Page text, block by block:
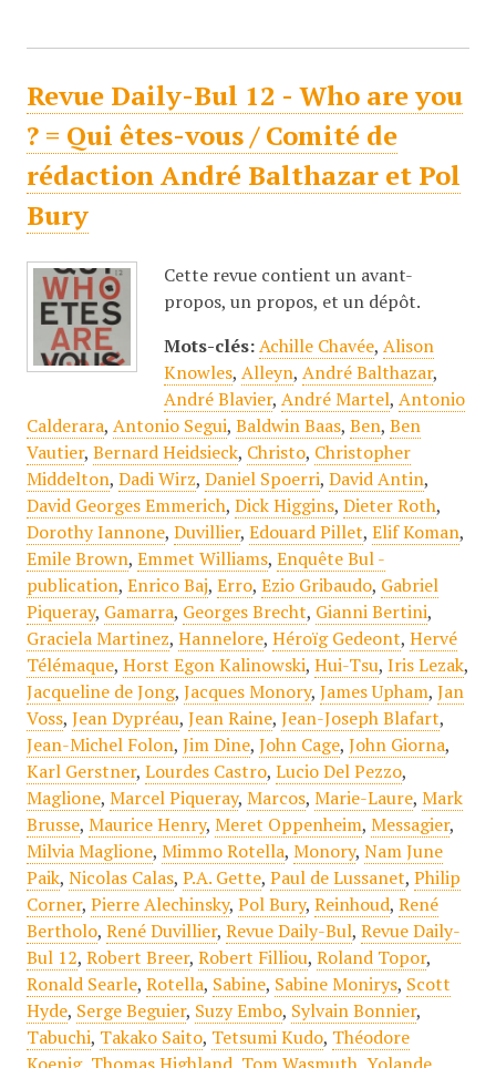
Revue Daily-Bul 12 - Who are you
? = Qui êtes-vous / Comité de
rédaction André Balthazar et Pol
Bury
Cette revue contient un avant-
propos, un propos, et un dépôt.
Mots-clés: Achille Chavée, Alison
Knowles, Alleyn, André Balthazar,
André Blavier, André Martel, Antonio
Calderara, Antonio Segui, Baldwin Baas, Ben, Ben
Vautier, Bernard Heidsieck, Christo, Christopher
Middelton, Dadi Wirz, Daniel Spoerri, David Antin,
David Georges Emmerich, Dick Higgins, Dieter Roth,
Dorothy Iannone, Duvillier, Edouard Pillet, Elif Koman,
Emile Brown, Emmet Williams, Enquête Bul -
publication, Enrico Baj, Erro, Ezio Gribaudo, Gabriel
Piqueray, Gamarra, Georges Brecht, Gianni Bertini,
Graciela Martinez, Hannelore, Héroïg Gedeont, Hervé
Télémaque, Horst Egon Kalinowski, Hui-Tsu, Iris Lezak,
Jacqueline de Jong, Jacques Monory, James Upham, Jan
Voss, Jean Dypréau, Jean Raine, Jean-Joseph Blafart,
Jean-Michel Folon, Jim Dine, John Cage, John Giorna,
Karl Gerstner, Lourdes Castro, Lucio Del Pezzo,
Maglione, Marcel Piqueray, Marcos, Marie-Laure, Mark
Brusse, Maurice Henry, Meret Oppenheim, Messagier,
Milvia Maglione, Mimmo Rotella, Monory, Nam June
Paik, Nicolas Calas, P.A. Gette, Paul de Lussanet, Philip
Corner, Pierre Alechinsky, Pol Bury, Reinhoud, René
Bertholo, René Duvillier, Revue Daily-Bul, Revue Daily-
Bul 12, Robert Breer, Robert Filliou, Roland Topor,
Ronald Searle, Rotella, Sabine, Sabine Monirys, Scott
Hyde, Serge Beguier, Suzy Embo, Sylvain Bonnier,
Tabuchi, Takako Saito, Tetsumi Kudo, Théodore